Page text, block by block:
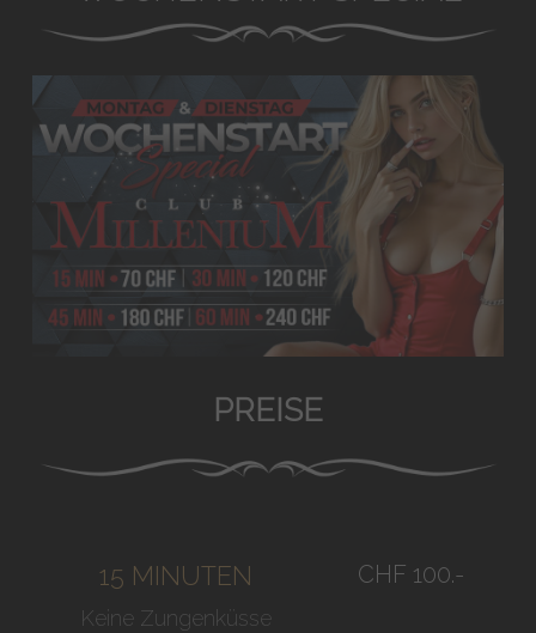
PREISE
15 MINUTEN
Keine Zungenküsse
CHF 100.-